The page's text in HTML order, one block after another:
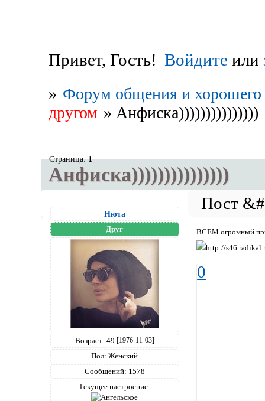
Привет, Гость! Войдите или
» Форум общения и хорошего
другом » Анфиска)))))))))))))))
Анфиска)))))))))))))))
Страница:1
Нюта
Друг
Возраст: 49 [1976-11-03]
Пол: Женский
Сообщений: 1578
Текущее настроение:
ВСЕМ огромный
0